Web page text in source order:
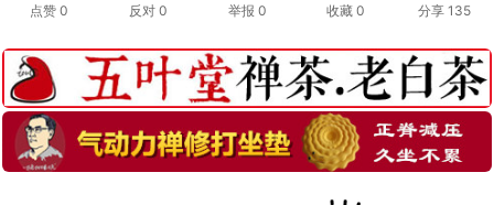
点赞0 反对 0 举报 0 收藏 0 分享135